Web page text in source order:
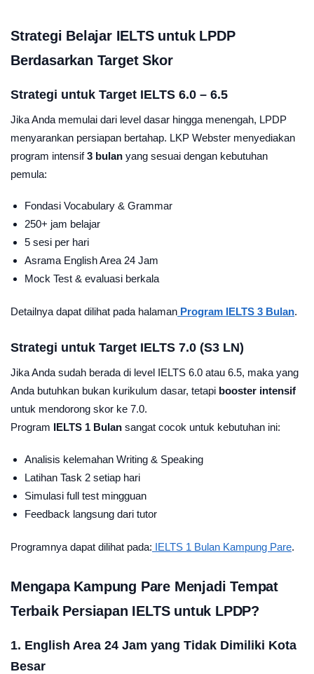
Strategi Belajar IELTS untuk LPDP
Berdasarkan Target Skor
Strategi untuk Target IELTS 6.0 – 6.5
Jika Anda memulai dari level dasar hingga menengah, LPDP
menyarankan persiapan bertahap. LKP Webster menyediakan
program intensif3 bulan yang sesuai dengan kebutuhan
pemula:
Fondasi Vocabulary & Grammar
250+ jam belajar
5 sesi per hari
Asrama English Area 24 Jam
Mock Test & evaluasi berkala
Detailnya dapat dilihat pada halaman Program IELTS 3 Bulan.
Strategi untuk Target IELTS 7.0 (S3 LN)
Jika Anda sudah berada di level IELTS 6.0 atau 6.5, maka yang
Anda butuhkan bukan kurikulum dasar, tetapi booster intensif
untuk mendorong skor ke 7.0.
Program IELTS 1 Bulan sangat cocok untuk kebutuhan ini:
Analisis kelemahan Writing & Speaking
Latihan Task 2 setiap hari
Simulasi full test mingguan
Feedback langsung dari tutor
Programnya dapat dilihat pada: IELTS 1 Bulan Kampung Pare.
Mengapa Kampung Pare Menjadi Tempat
Terbaik Persiapan IELTS untuk LPDP?
1. English Area 24 Jam yang Tidak Dimiliki Kota
Besar